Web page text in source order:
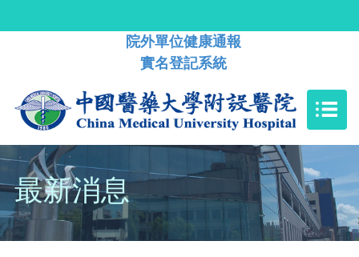
院外單位健康通報
實名登記系統
最新消息